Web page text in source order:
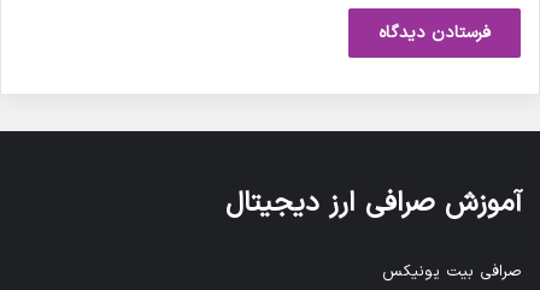
آموزش صرافی ارز دیجیتال
صرافی بیت یونیکس